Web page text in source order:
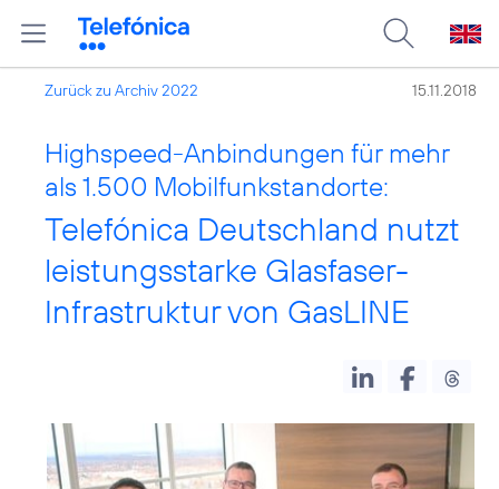
Zurück zu Archiv 2022 15.11.2018
Highspeed-Anbindungen für mehr
als 1.500 Mobilfunkstandorte:
Telefónica Deutschland nutzt
leistungsstarke Glasfaser-
Infrastruktur von GasLINE